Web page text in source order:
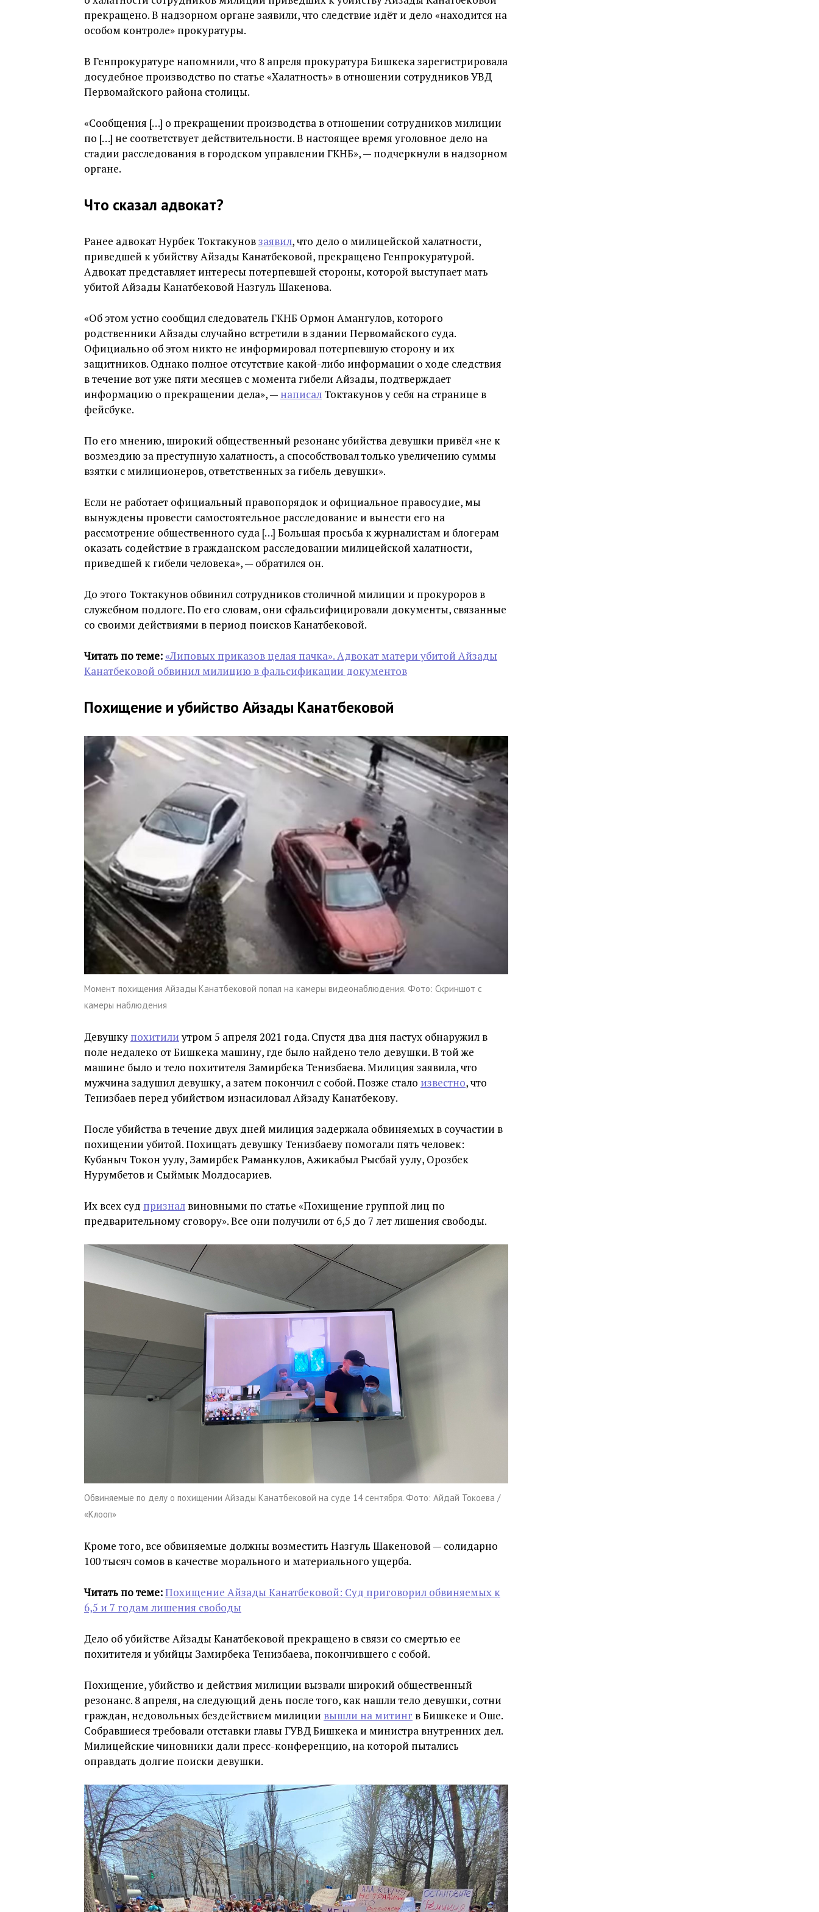
прекращено. В надзорном органе заявили, что следствие идёт и дело «находится на
особом контроле» прокуратуры.
В Генпрокуратуре напомнили, что 8 апреля прокуратура Бишкека зарегистрировала
досудебное производство по статье «Халатность» в отношении сотрудников УВД
Первомайского района столицы.
«Сообщения […] о прекращении производства в отношении сотрудников милиции
по […] не соответствует действительности. В настоящее время уголовное дело на
стадии расследования в городском управлении ГКНБ», — подчеркнули в надзорном
органе.
Что сказал адвокат?
Ранее адвокат Нурбек Токтакуновзаявил, что дело о милицейской халатности,
приведшей к убийству Айзады Канатбековой, прекращено Генпрокуратурой.
Адвокат представляет интересы потерпевшей стороны, которой выступает мать
убитой Айзады Канатбековой Назгуль Шакенова.
«Об этом устно сообщил следователь ГКНБ Ормон Амангулов, которого
родственники Айзады случайно встретили в здании Первомайского суда.
Официально об этом никто не информировал потерпевшую сторону и их
защитников. Однако полное отсутствие какой-либо информации о ходе следствия
в течение вот уже пяти месяцев с момента гибели Айзады, подтверждает
информацию о прекращении дела», — написал Токтакунов у себя на странице в
фейсбуке.
По его мнению, широкий общественный резонанс убийства девушки привёл «не к
возмездию за преступную халатность, а способствовал только увеличению суммы
взятки с милиционеров, ответственных за гибель девушки».
Если не работает официальный правопорядок и официальное правосудие, мы
вынуждены провести самостоятельное расследование и вынести его на
рассмотрение общественного суда […] Большая просьба к журналистам и блогерам
оказать содействие в гражданском расследовании милицейской халатности,
приведшей к гибели человека», — обратился он.
До этого Токтакунов обвинил сотрудников столичной милиции и прокуроров в
служебном подлоге. По его словам, они сфальсифицировали документы, связанные
со своими действиями в период поисков Канатбековой.
Читать по теме:«Липовых приказов целая пачка». Адвокат матери убитой Айзады
Канатбековой обвинил милицию в фальсификации документов
Похищение и убийство Айзады Канатбековой
Момент похищения Айзады Канатбековой попал на камеры видеонаблюдения. Фото: Скриншот с
камеры наблюдения
Девушку похитилиутром 5 апреля 2021 года. Спустя два дня пастух обнаружил в
поле недалеко от Бишкека машину, где было найдено тело девушки. В той же
машине было и тело похитителя Замирбека Тенизбаева. Милиция заявила, что
мужчина задушил девушку, а затем покончил с собой. Позже стало известно, что
Тенизбаев перед убийством изнасиловал Айзаду Канатбекову.
После убийства в течение двух дней милиция задержала обвиняемых в соучастии в
похищении убитой. Похищать девушку Тенизбаеву помогали пять человек:
Кубаныч Токон уулу, Замирбек Раманкулов, Ажикабыл Рысбай уулу, Орозбек
Нурумбетов и Сыймык Молдосариев.
Их всех суд признал виновными по статье «Похищение группой лиц по
предварительному сговору». Все они получили от 6,5 до 7 лет лишения свободы.
Обвиняемые по делу о похищении Айзады Канатбековой на суде 14 сентября. Фото: Айдай Токоева /
«Клооп»
Кроме того, все обвиняемые должны возместить Назгуль Шакеновой — солидарно
100 тысяч сомов в качестве морального и материального ущерба.
Читать по теме:Похищение Айзады Канатбековой: Суд приговорил обвиняемых к
6,5 и 7 годам лишения свободы
Дело об убийстве Айзады Канатбековой прекращено в связи со смертью ее
похитителя и убийцы Замирбека Тенизбаева, покончившего с собой.
Похищение, убийство и действия милиции вызвали широкий общественный
резонанс. 8 апреля, на следующий день после того, как нашли тело девушки, сотни
граждан, недовольных бездействием милиции вышли на митинг в Бишкеке и Оше.
Собравшиеся требовали отставки главы ГУВД Бишкека и министра внутренних дел.
Милицейские чиновники дали пресс-конференцию, на которой пытались
оправдать долгие поиски девушки.